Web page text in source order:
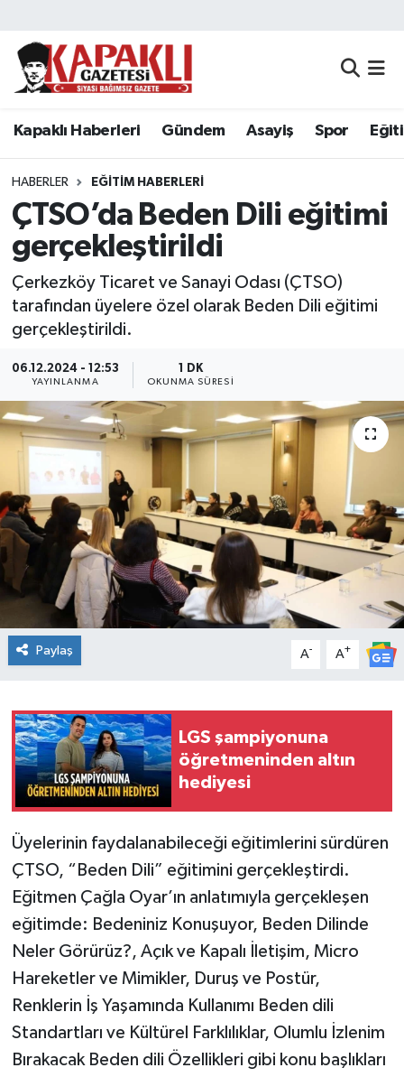
Kapaklı Haberleri Gündem Asayiş Spor
HABERLER EĞITIM HABERLERI
ÇTSO’da Beden Dili eğitimi
gerçekleştirildi
Çerkezköy Ticaret ve Sanayi Odası (ÇTSO)
tarafından üyelere özel olarak Beden Dili eğitimi
gerçekleştirildi.
06.12.2024 - 12:53
YAYINLANMA
1 DK
OKUNMA SÜRESI
Paylaş A- A+
LGS şampiyonuna
öğretmeninden altın
hediyesi
Üyelerinin faydalanabileceği eğitimlerini sürdüren
ÇTSO, “Beden Dili” eğitimini gerçekleştirdi.
Eğitmen Çağla Oyar’ın anlatımıyla gerçekleşen
eğitimde: Bedeniniz Konuşuyor, Beden Dilinde
Neler Görürüz?, Açık ve Kapalı İletişim, Micro
Hareketler ve Mimikler, Duruş ve Postür,
Renklerin İş Yaşamında Kullanımı Beden dili
Standartları ve Kültürel Farklılıklar, Olumlu İzlenim
Bırakacak Beden dili Özellikleri gibi konu başlıkları
Kapaklı Haberleri
Asayiş
Spor
Eğitim
Siyaset
Ekonomi
Sağlık
Teknoloji
Yaşam
Tekirdağ Nöbetçi Eczaneler
Tekirdağ Namaz Vakitleri
Tekirdağ Trafik Yoğunluk Haritası
Süper Lig Puan Durumu ve Fikstür
Tüm Manşetler
Haber Arşivi